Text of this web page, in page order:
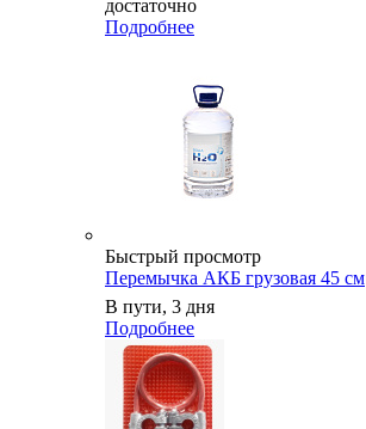
достаточно
Подробнее
Быстрый просмотр
Перемычка АКБ грузовая 45 см
В пути, 3 дня
Подробнее